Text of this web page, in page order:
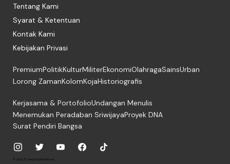
Tentang Kami
Syarat & Ketentuan
Kontak Kami
Kebijakan Privasi
PremiumPolitikKulturMiliterEkonomiOlahragaSainsUrban
Lorong ZamanKolomKojaHistoriografis
Kerjasama & PortofolioUndangan Menulis
Menemukan Peradaban SriwijayaProyek DNA
Surat Pendiri Bangsa
© 2026, PT. Media Digital Historia.